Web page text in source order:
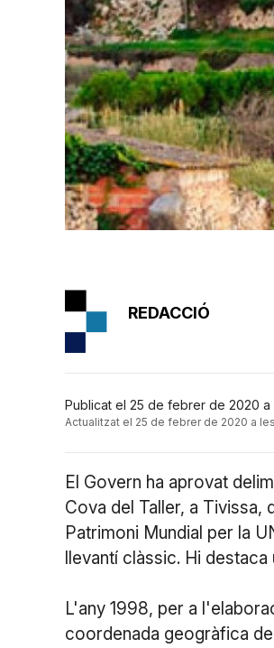
REDACCIÓ
Publicat el 25 de febrer de 2020 a
Actualitzat el 25 de febrer de 2020 a
El Govern ha aprovat
Cova del Taller, a Tivissa,
Patrimoni Mundial per la
llevantí clàssic. Hi
L'any 1998, per a
coordenada geogràfica